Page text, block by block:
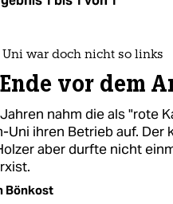
Uni war doch nicht so links
vor dem
nahm die als "rote
Uni ihren Betrieb auf.
aber durfte nicht
Bönkost